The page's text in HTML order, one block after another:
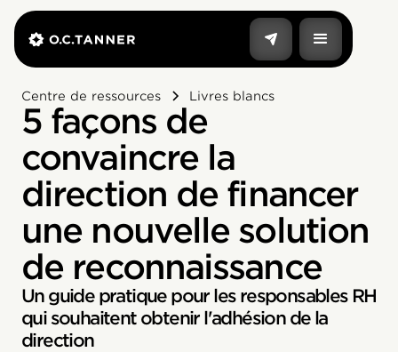
Centre de ressources Livres blancs
5 façons de
convaincre la
direction de financer
une nouvelle solution
de reconnaissance
Un guide pratique pour les responsables RH
qui souhaitent obtenir l'adhésion de la
direction